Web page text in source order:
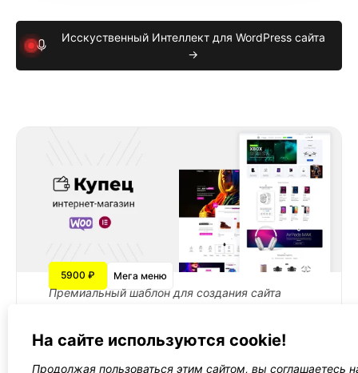
Исскуственный Интеллект для WordPress сайта
→
5900 ₽ Мега меню
Премиальный шаблон для создания сайта
WooCommerce, раскрывающий всю мощь
На сайте используются cookie!
Продолжая пользоваться этим сайтом, вы соглашаетесь